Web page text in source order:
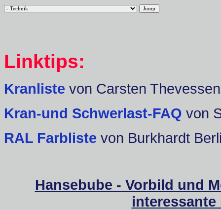
Linktips:
Kranliste von Carsten Thevessen
Kran-und Schwerlast-FAQ von
RAL Farbliste von Burkhardt
Hansebube - Vorbild und